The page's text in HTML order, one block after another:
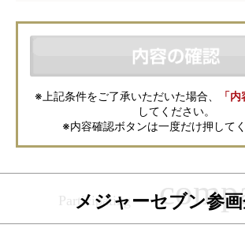
本フォームからお客様が記入・登録された個人情報は
などの資料送付・電子メールの送信・電話連絡などの
動産会社が利用・保管します。資料請求先不動産会社
の取扱いについては、各不動産会社に直接お問合せく
また、上記とは別にメジャーセブンでは本サービスを
に、お客様の個人情報をサービスご利用の控えとして
ます。 ご記入の内容が不明瞭で資料をお送りできない
本サービスを円滑に運用するために必要な範囲におい
ブンから確認のご連絡をさせていただくことがありま
ご了承ください。
メジャーセブンの個人情報の取扱い方針についてはこ
※上記条件をご了承いただいた場合、 「
してください。
※内容確認ボタンは一度だけ押してく
メジャーセブン参